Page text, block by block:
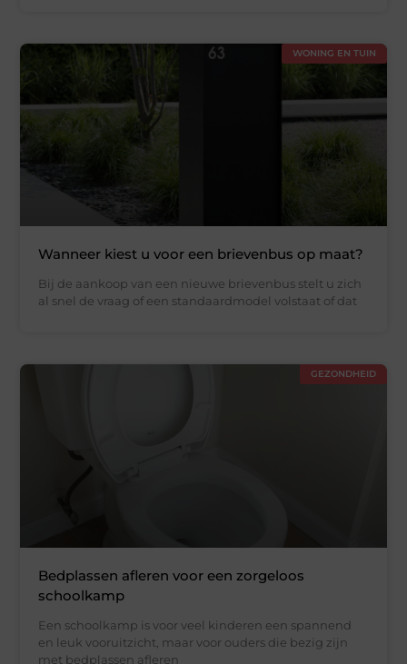
WONING EN TUIN
Wanneer kiest u voor een brievenbus op maat?
Bij de aankoop van een nieuwe brievenbus stelt u zich
al snel de vraag of een standaardmodel volstaat of dat
GEZONDHEID
Bedplassen afleren voor een zorgeloos
schoolkamp
Een schoolkamp is voor veel kinderen een spannend
en leuk vooruitzicht, maar voor ouders die bezig zijn
met bedplassen afleren